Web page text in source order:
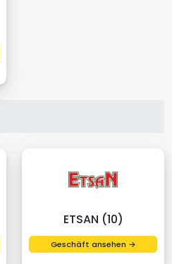
ETSAN (10)
Geschäft ansehen →